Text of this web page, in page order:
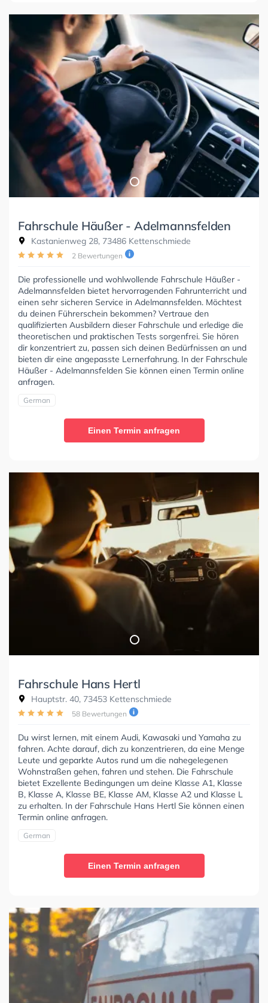
Fahrschule Häußer - Adelmannsfelden
Kastanienweg 28, 73486 Kettenschmiede
2 Bewertungen
Die professionelle und wohlwollende Fahrschule Häußer -
Adelmannsfelden bietet hervorragenden Fahrunterricht und
einen sehr sicheren Service in Adelmannsfelden. Möchtest
du deinen Führerschein bekommen? Vertraue den
qualifizierten Ausbildern dieser Fahrschule und erledige die
theoretischen und praktischen Tests sorgenfrei. Sie hören
dir konzentriert zu, passen sich deinen Bedürfnissen an und
bieten dir eine angepasste Lernerfahrung. In der Fahrschule
Häußer - Adelmannsfelden Sie können einen Termin online
anfragen.
German
Einen Termin anfragen
Fahrschule Hans Hertl
Hauptstr. 40, 73453 Kettenschmiede
58 Bewertungen
Du wirst lernen, mit einem Audi, Kawasaki und Yamaha zu
fahren. Achte darauf, dich zu konzentrieren, da eine Menge
Leute und geparkte Autos rund um die nahegelegenen
Wohnstraßen gehen, fahren und stehen. Die Fahrschule
bietet Exzellente Bedingungen um deine Klasse A1, Klasse
B, Klasse A, Klasse BE, Klasse AM, Klasse A2 und Klasse L
zu erhalten. In der Fahrschule Hans Hertl Sie können einen
Termin online anfragen.
German
Einen Termin anfragen